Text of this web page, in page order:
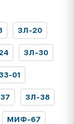
ЗЛ-20
ЗЛ-30
01
ЗЛ-38
МИФ-67